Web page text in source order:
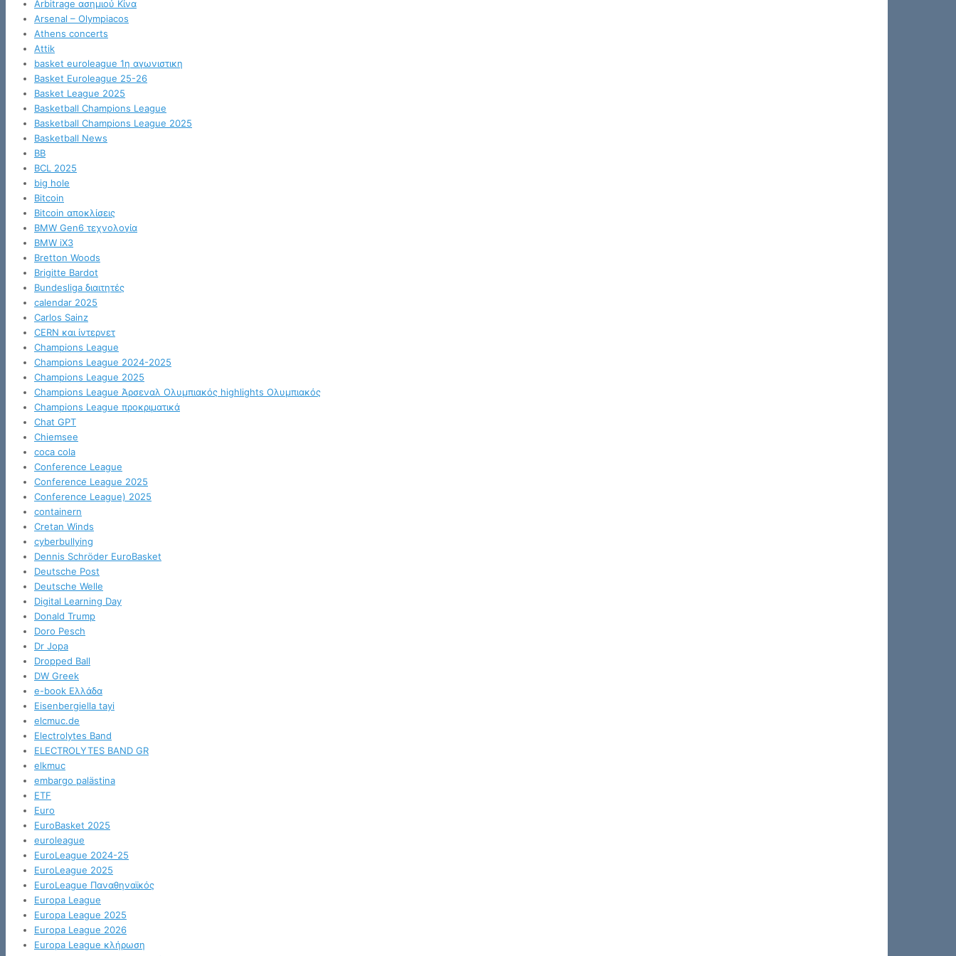
Arbitrage ασημιού Κίνα
Arsenal – Olympiacos
Athens concerts
Attik
basket euroleague 1η αγωνιστικη
Basket Euroleague 25-26
Basket League 2025
Basketball Champions League
Basketball Champions League 2025
Basketball News
BB
BCL 2025
big hole
Bitcoin
Bitcoin αποκλίσεις
BMW Gen6 τεχνολογία
BMW iX3
Bretton Woods
Brigitte Bardot
Bundesliga διαιτητές
calendar 2025
Carlos Sainz
CERN και ίντερνετ
Champions League
Champions League 2024-2025
Champions League 2025
Champions League Άρσεναλ Ολυμπιακός highlights Ολυμπιακός
Champions League προκριματικά
Chat GPT
Chiemsee
coca cola
Conference League
Conference League 2025
Conference League) 2025
containern
Cretan Winds
cyberbullying
Dennis Schröder EuroBasket
Deutsche Post
Deutsche Welle
Digital Learning Day
Donald Trump
Doro Pesch
Dr Jopa
Dropped Ball
DW Greek
e-book Ελλάδα
Eisenbergiella tayi
elcmuc.de
Electrolytes Band
ELECTROLYTES BAND GR
elkmuc
embargo palästina
ETF
Euro
EuroBasket 2025
euroleague
EuroLeague 2024-25
EuroLeague 2025
EuroLeague Παναθηναϊκός
Europa League
Europa League 2025
Europa League 2026
Europa League κλήρωση